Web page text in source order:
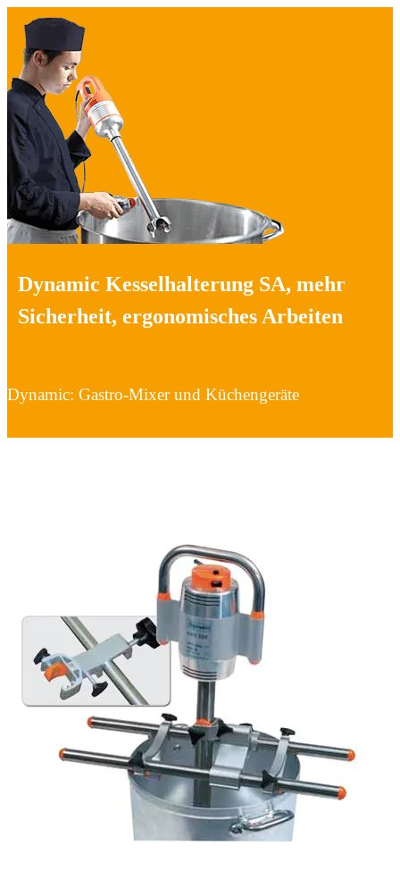
Dynamic Kesselhalterung SA, mehr
Sicherheit, ergonomisches Arbeiten
Dynamic: Gastro-Mixer und Küchengeräte